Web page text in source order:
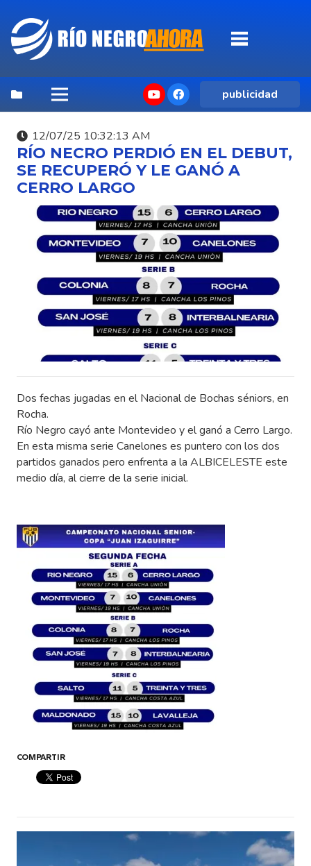
publicidad
12/07/25 10:32:13 AM
RÍO NECRO PERDIÓ EN EL DEBUT,
SE RECUPERÓ Y LE GANÓ A
CERRO LARGO
Dos fechas jugadas en el Nacional de Bochas séniors, en
Rocha.
Río Negro cayó ante Montevideo y el ganó a Cerro Largo.
En esta misma serie Canelones es puntero con los dos
partidos ganados pero enfrenta a la ALBICELESTE este
medio día, al cierre de la serie inicial.
COMPARTIR